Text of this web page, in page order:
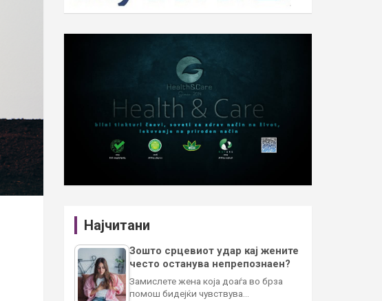
Најчитани
Зошто срцевиот удар кај жените
често останува непрепознаен?
Замислете жена која доаѓа во брза
помош бидејќи чувствува…